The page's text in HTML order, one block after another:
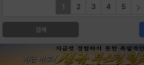
1 2 3 4 5
검색